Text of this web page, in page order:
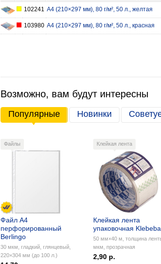
102241 А4 (210×297 мм), 80 г/м², 50 л., желтая
103980 А4 (210×297 мм), 80 г/м², 50 л., красная
Возможно, вам будут интересны
Популярные Новинки
Файлы
Файл А4
перфорированный
Berlingo
30 мкм, гладкий, глянцевый,
220×304 мм (до 100 л.)
Клейкая лента
Клейкая лента
упаковочная
50 мм×40 м, толщина
мкм, прозрачная
2,90 р.